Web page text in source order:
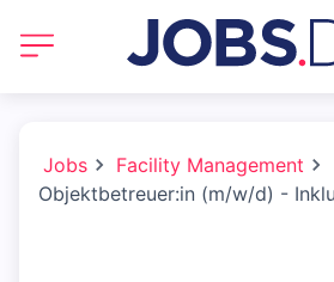
Jobs
Facility Management
Objektbetreuer:in (m/w/d) -